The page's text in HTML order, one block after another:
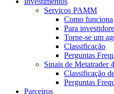
Serviços PAMM
Como funciona
Para
Torne-se um
Classificação
Perguntas
Sinais de Metatrader
Classificação
Perguntas
Parceiros